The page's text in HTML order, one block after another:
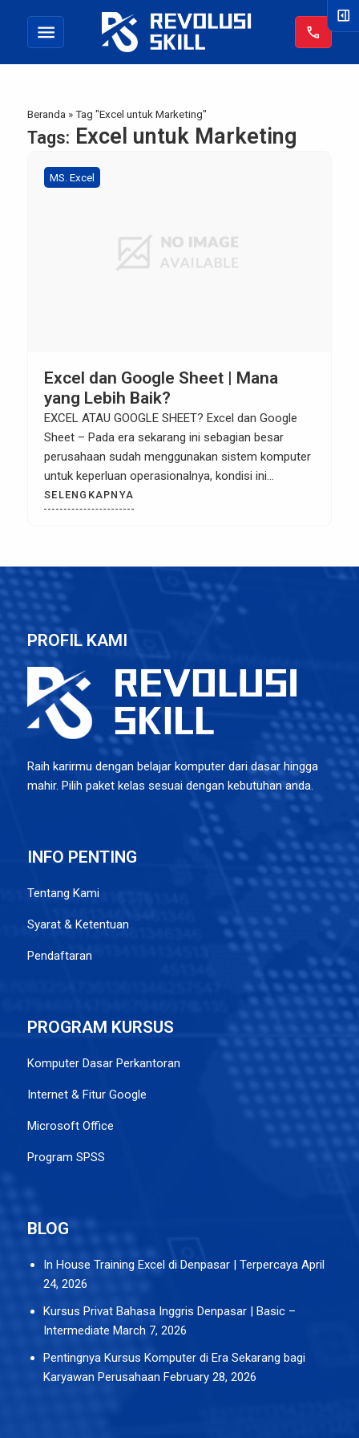
menu call
Beranda »Tag "Excel untuk Marketing"
Tags: Excel untuk Marketing
MS. Excel
Excel dan Google Sheet | Mana
yang Lebih Baik?
EXCEL ATAU GOOGLE SHEET? Excel dan Google
Sheet – Pada era sekarang ini sebagian besar
perusahaan sudah menggunakan sistem komputer
untuk keperluan operasionalnya, kondisi ini
tentunya karena adanya kemudahan yang dirasakan
oleh pemilik perusahaan dalam hal operasional.
Anyway saat ini masih banyak yang bingung
SELENGKAPNYA
right_panel_open
PROFIL KAMI
Raih karirmu dengan belajar komputer dari dasar hingga
mahir. Pilih paket kelas sesuai dengan kebutuhan anda.
INFO PENTING
Tentang Kami
Syarat & Ketentuan
Pendaftaran
PROGRAM KURSUS
Komputer Dasar Perkantoran
Internet & Fitur Google
Microsoft Office
Program SPSS
BLOG
In House Training Excel di Denpasar | Terpercaya April
24, 2026
Kursus Privat Bahasa Inggris Denpasar | Basic –
Intermediate March 7, 2026
Pentingnya Kursus Komputer di Era Sekarang bagi
Karyawan Perusahaan February 28, 2026